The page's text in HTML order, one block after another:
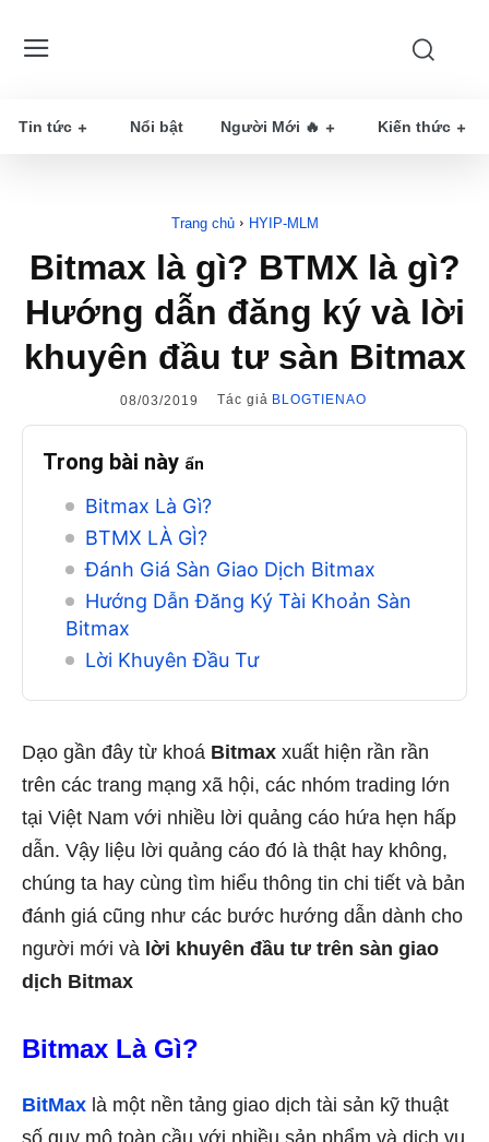
Tin tức Nổi bật Người Mới 🔥 Kiến thức
Trang chủ HYIP-MLM
Bitmax là gì? BTMX là gì?
Hướng dẫn đăng ký và lời
khuyên đầu tư sàn Bitmax
08/03/2019 Tác giả BLOGTIENAO
Trong bài này ẩn
Bitmax Là Gì?
BTMX LÀ GÌ?
Đánh Giá Sàn Giao Dịch Bitmax
Hướng Dẫn Đăng Ký Tài Khoản Sàn
Bitmax
Lời Khuyên Đầu Tư
Dạo gần đây từ khoá Bitmax xuất hiện rần rần
trên các trang mạng xã hội, các nhóm trading lớn
tại Việt Nam với nhiều lời quảng cáo hứa hẹn hấp
dẫn. Vậy liệu lời quảng cáo đó là thật hay không,
chúng ta hay cùng tìm hiểu thông tin chi tiết và bản
đánh giá cũng như các bước hướng dẫn dành cho
người mới và lời khuyên đầu tư trên sàn giao
dịch Bitmax
Bitmax Là Gì?
BitMax là một nền tảng giao dịch tài sản kỹ thuật
số quy mô toàn cầu với nhiều sản phẩm và dịch vụ